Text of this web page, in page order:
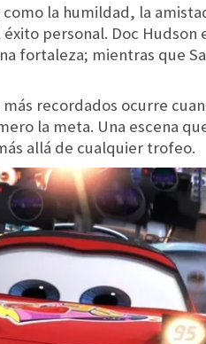
como la humildad, la
personal. Doc
fortaleza; mientras que
recordados ocurre
la meta. Una escena
allá de cualquier trofeo.